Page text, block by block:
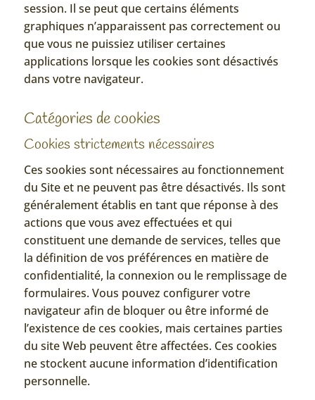
session. Il se peut que certains éléments
graphiques n’apparaissent pas correctement ou
que vous ne puissiez utiliser certaines
applications lorsque les cookies sont désactivés
dans votre navigateur.
Catégories de cookies
Cookies strictements nécessaires
Ces sookies sont nécessaires au fonctionnement
du Site et ne peuvent pas être désactivés. Ils sont
généralement établis en tant que réponse à des
actions que vous avez effectuées et qui
constituent une demande de services, telles que
la définition de vos préférences en matière de
confidentialité, la connexion ou le remplissage de
formulaires. Vous pouvez configurer votre
navigateur afin de bloquer ou être informé de
l’existence de ces cookies, mais certaines parties
du site Web peuvent être affectées. Ces cookies
ne stockent aucune information d’identification
personnelle.